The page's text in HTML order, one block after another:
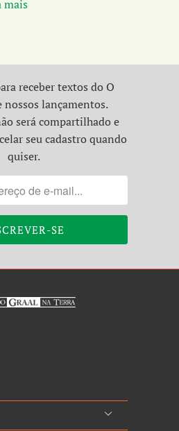
mais
receber textos do O
nossos lançamentos.
será compartilhado e
seu cadastro quando
quiser.